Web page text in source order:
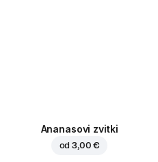
Ananasovi zvitki
od3,00 €